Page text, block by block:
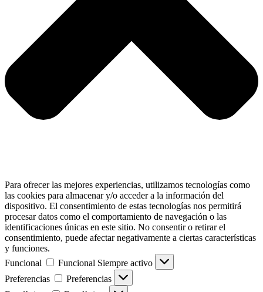
Para ofrecer las mejores experiencias, utilizamos tecnologías como
las cookies para almacenar y/o acceder a la información del
dispositivo. El consentimiento de estas tecnologías nos permitirá
procesar datos como el comportamiento de navegación o las
identificaciones únicas en este sitio. No consentir o retirar el
consentimiento, puede afectar negativamente a ciertas características
y funciones.
Funcional
Funcional Siempre activo
Preferencias
Preferencias